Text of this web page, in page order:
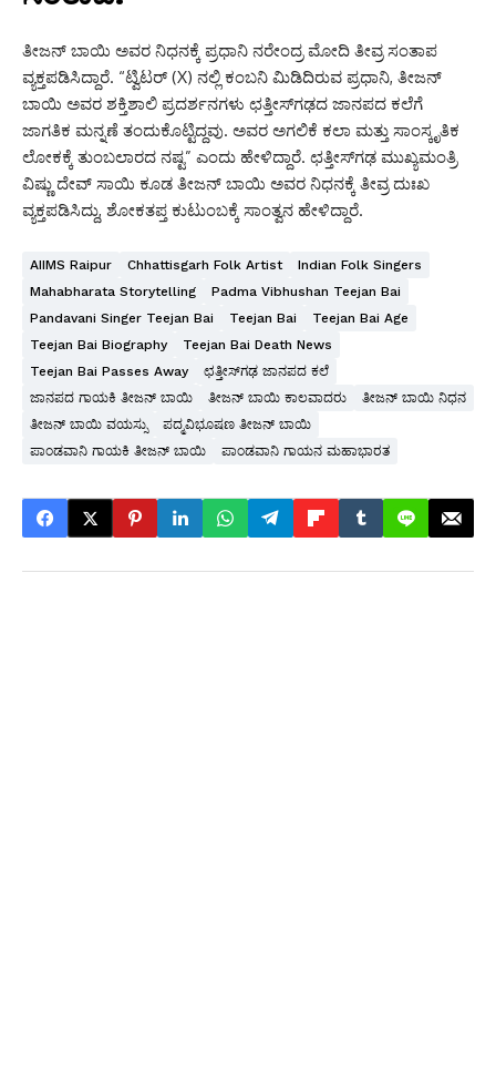
ತೀಜನ್ ಬಾಯಿ ಅವರ ನಿಧನಕ್ಕೆ ಪ್ರಧಾನಿ ನರೇಂದ್ರ ಮೋದಿ ತೀವ್ರ ಸಂತಾಪ
ವ್ಯಕ್ತಪಡಿಸಿದ್ದಾರೆ. “ಟ್ವಿಟರ್ (X) ನಲ್ಲಿ ಕಂಬನಿ ಮಿಡಿದಿರುವ ಪ್ರಧಾನಿ, ತೀಜನ್
ಬಾಯಿ ಅವರ ಶಕ್ತಿಶಾಲಿ ಪ್ರದರ್ಶನಗಳು ಛತ್ತೀಸ್‌ಗಢದ ಜಾನಪದ ಕಲೆಗೆ
ಜಾಗತಿಕ ಮನ್ನಣೆ ತಂದುಕೊಟ್ಟಿದ್ದವು. ಅವರ ಅಗಲಿಕೆ ಕಲಾ ಮತ್ತು ಸಾಂಸ್ಕೃತಿಕ
ಲೋಕಕ್ಕೆ ತುಂಬಲಾರದ ನಷ್ಟ” ಎಂದು ಹೇಳಿದ್ದಾರೆ. ಛತ್ತೀಸ್‌ಗಢ ಮುಖ್ಯಮಂತ್ರಿ
ವಿಷ್ಣು ದೇವ್ ಸಾಯಿ ಕೂಡ ತೀಜನ್ ಬಾಯಿ ಅವರ ನಿಧನಕ್ಕೆ ತೀವ್ರ ದುಃಖ
ವ್ಯಕ್ತಪಡಿಸಿದ್ದು, ಶೋಕತಪ್ತ ಕುಟುಂಬಕ್ಕೆ ಸಾಂತ್ವನ ಹೇಳಿದ್ದಾರೆ.
AIIMS Raipur Chhattisgarh Folk Artist
Indian Folk Singers
Mahabharata Storytelling
Padma Vibhushan Teejan Bai
Pandavani Singer Teejan Bai
Teejan Bai
Teejan Bai Age
Teejan Bai Biography
Teejan Bai Death News
Teejan Bai Passes Away
ಛತ್ತೀಸ್‌ಗಢ ಜಾನಪದ ಕಲೆ
ಜಾನಪದ ಗಾಯಕಿ ತೀಜನ್ ಬಾಯಿ
ತೀಜನ್ ಬಾಯಿ ಕಾಲವಾದರು
ತೀಜನ್ ಬಾಯಿ ನಿಧನ
ತೀಜನ್ ಬಾಯಿ ವಯಸ್ಸು
ಪದ್ಮವಿಭೂಷಣ ತೀಜನ್ ಬಾಯಿ
ಪಾಂಡವಾನಿ ಗಾಯಕಿ ತೀಜನ್ ಬಾಯಿ
ಪಾಂಡವಾನಿ ಗಾಯನ ಮಹಾಭಾರತ